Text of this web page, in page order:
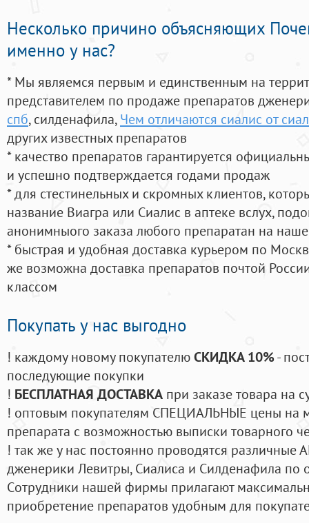
Несколько причино объясняющих
именно у нас?
* Мы являемся первым и единственным на
представителем по продаже препаратов
спб, силденафила, Чем отличаются сиалис от
других известных препаратов
* качество препаратов гарантируется
и успешно подтверждается годами продаж
* для стестинельных и скромных клиентов,
название Виагра или Сиалис в аптеке вслух,
анонимныого заказа любого препаратан на
* быстрая и удобная доставка курьером по
же возможна доставка препаратов почтой
классом
Покупать у нас выгодно
! каждому новому покупателюСКИДКА 10%-
последующие покупки
! БЕСПЛАТНАЯ ДОСТАВКА при заказе товара на
! оптовым покупателям СПЕЦИАЛЬНЫЕ цены на
препарата с возможностью выписки товарного
! так же у нас постоянно проводятся
дженерики Левитры, Сиалиса и Силденафила по
Cотрудники нашей фирмы прилагают
приобретение препаратов удобным для